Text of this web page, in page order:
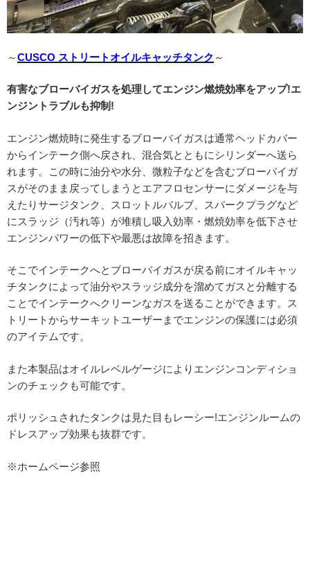
～CUSCO ストリートオイルキャッチタンク ～
有害なブローバイガスを処理してエンジン燃焼効率をアップ!エ
ンジントラブルも抑制!
エンジン燃焼時に発生するブローバイガスは通常ヘッドカバー
からインテーク側へ戻され、混合気とともにシリンダーへ送ら
れます。この時に油分や水分、微粒子などを含むブローバイガ
スがそのまま戻ってしまうとエアフロセンサーにダメージを与
えたりサージタンク、スロットルバルブ、スパークプラグなど
にスラッジ（汚れ等）が堆積し吸入効率・燃焼効率を低下させ
エンジンパワーの低下や最悪は故障を招きます。
そこでインテークへとブローバイガスが戻る前にオイルキャッ
チタンクによって油分やスラッジ成分を溜めてガスと分離する
ことでインテークへクリーンなガスを送ることができます。ス
トリートからサーキットユーザーまでエンジンの保護には必須
のアイテムです。
また本製品はオイルレベルゲージによりエンジンコンディショ
ンのチェックも可能です。
ポリッシュされたタンクは見た目もレーシー!エンジンルームの
ドレスアップ効果も抜群です。
※ホームページ参照